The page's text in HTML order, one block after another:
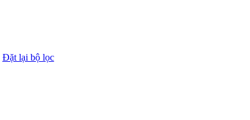
Đặt lại bộ lọc